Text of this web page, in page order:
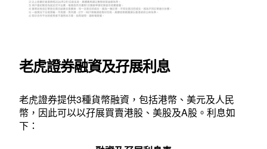
老虎證券融資及孖展利息
老虎證券提供3種貨幣融資，包括港幣、美元及人民
幣，因此可以以孖展買賣港股、美股及A股。利息如
下：